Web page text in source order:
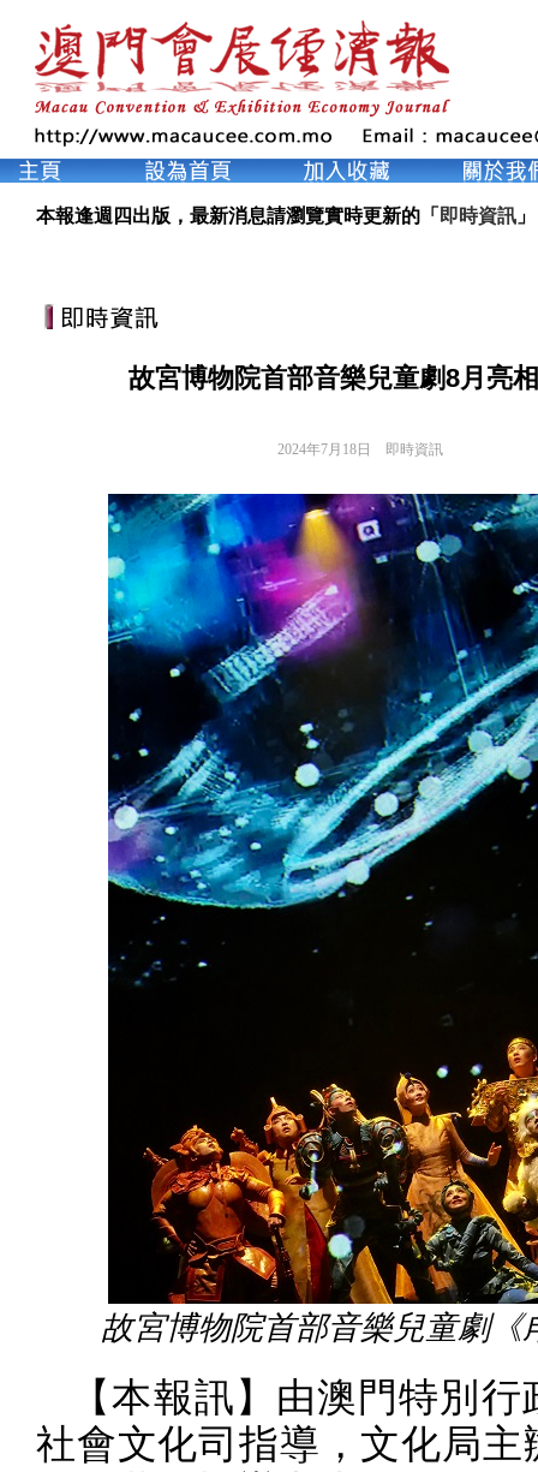
本報逢週四出版，最新消息請瀏覽實時更新的「 即時資訊 」
故宮博物院首部音樂兒童劇8月亮
2024年7月18日 即時資訊
故宮博物院首部音樂兒童劇《
【本報訊】由澳門特別
社會文化司指導，文化局主